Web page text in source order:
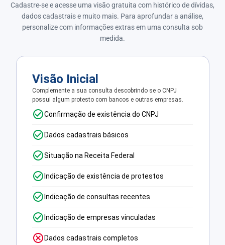
Cadastre-se e acesse uma visão gratuita com histórico de dívidas,
dados cadastrais e muito mais. Para aprofundar a análise,
personalize com informações extras em uma consulta sob
medida.
Visão Inicial
Complemente a sua consulta descobrindo se o CNPJ
possui algum protesto com bancos e outras empresas.
Confirmação de existência do CNPJ
Dados cadastrais básicos
Situação na Receita Federal
Indicação de existência de protestos
Indicação de consultas recentes
Indicação de empresas vinculadas
Dados cadastrais completos